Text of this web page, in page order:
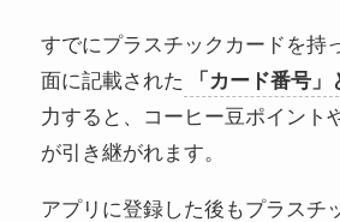
すでにプラスチックカードを持
面に記載された
「カード番号」
力すると、コーヒー豆ポイント
が引き継がれます。
アプリに登録した後もプラスチ